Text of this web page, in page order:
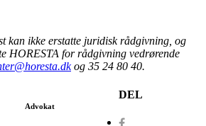
kan ikke erstatte juridisk rådgivning, og
HORESTA for rådgivning vedrørende
og 35 24 80 40.
Advokat
DEL